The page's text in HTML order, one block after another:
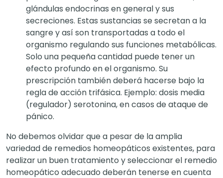
glándulas endocrinas en general y sus
secreciones. Estas sustancias se secretan a la
sangre y así son transportadas a todo el
organismo regulando sus funciones metabólicas.
Solo una pequeña cantidad puede tener un
efecto profundo en el organismo. Su
prescripción también deberá hacerse bajo la
regla de acción trifásica. Ejemplo: dosis media
(regulador) serotonina, en casos de ataque de
pánico.
No debemos olvidar que a pesar de la amplia
variedad de remedios homeopáticos existentes, para
realizar un buen tratamiento y seleccionar el remedio
homeopático adecuado deberán tenerse en cuenta